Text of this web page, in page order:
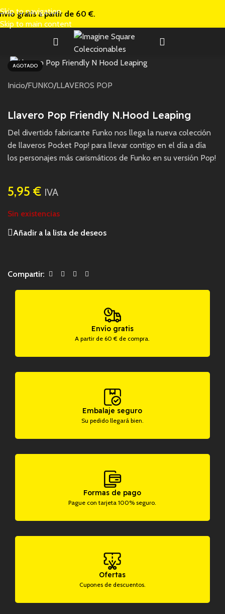
Skip to navigation
Skip to main content
gratis apartir de 60 €.
AGOTADO
Inicio/FUNKO/LLAVEROS POP
Llavero Pop Friendly N.Hood Leaping
Del divertido fabricante Funko nos llega la nueva colección
de llaveros Pocket Pop! para llevar contigo en el día a día
los personajes más carismáticos de Funko en su versión Pop!
5,95 € IVA
Sin existencias
Añadir a la lista de deseos
Compartir:
Envío gratis
A partir de 60 € de compra.
Embalaje seguro
Su pedido llegará bien.
Formas de pago
Pague con tarjeta 100% seguro.
Ofertas
Cupones de descuentos.